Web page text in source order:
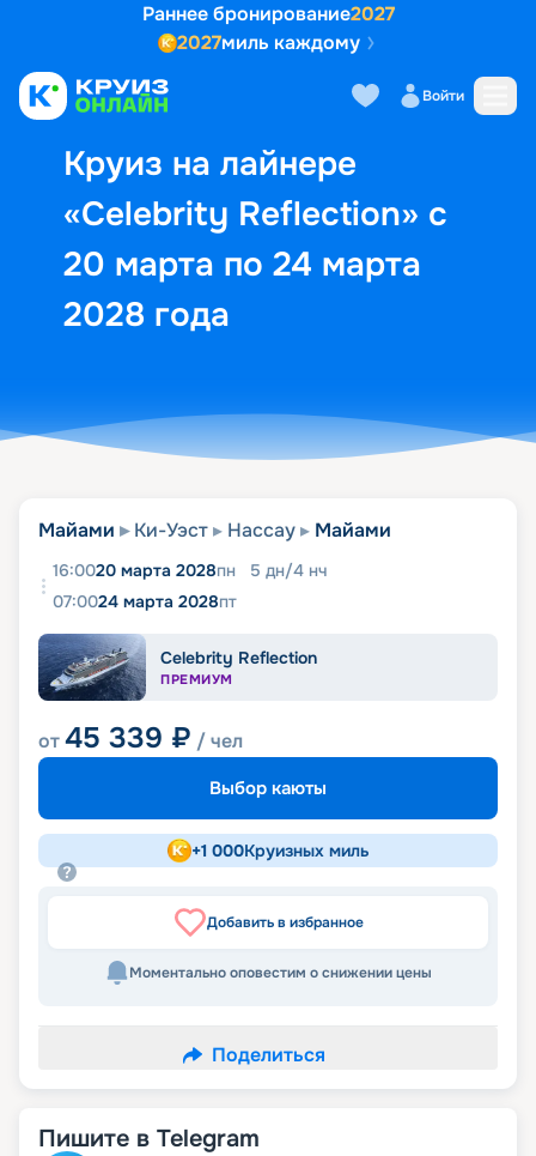
Раннее бронирование2027
2027миль каждому
Войти
Круиз на лайнере
«Celebrity Reflection» с
20 марта по 24 марта
2028 года
Выбор кают Маршрут и
Майами Ки-Уэст Нассау Майами
16:0020 марта 2028пн 5 дн/4 нч
07:0024 марта 2028пт
Celebrity Reflection
ПРЕМИУМ
от45 339 ₽ / чел
Выбор каюты
+1 000Круизных миль
Добавить в избранное
Моментально оповестим о снижении цены
Поделиться
Пишите в Telegram